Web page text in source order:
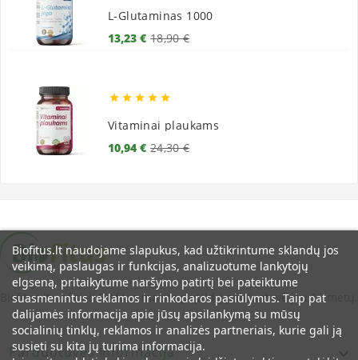
L-Glutaminas 1000
13,23 € 18,90 €
    
Vitaminai plaukams
10,94 € 24,30 €
Biofitus.lt - oficiali Biofitus maisto papildų parduotuvė jau 12 metų.
Parduotuvės Informacija 
Biofitus.lt naudojame slapukus, kad užtikrintume sklandų jos
veikimą, paslaugas ir funkcijas, analizuotume lankytojų
elgseną, pritaikytume naršymo patirtį bei pateiktume
suasmenintus reklamos ir rinkodaros pasiūlymus. Taip pat
dalijamės informacija apie jūsų apsilankymą su mūsų
socialinių tinklų, reklamos ir analizės partneriais, kurie gali ją
susieti su kita jų turima informacija.